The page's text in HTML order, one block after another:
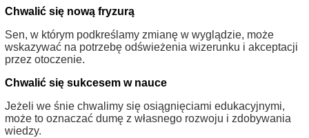
Chwalić się nową fryzurą
Sen, w którym podkreślamy zmianę w wyglądzie, może
wskazywać na potrzebę odświeżenia wizerunku i akceptacji
przez otoczenie.
Chwalić się sukcesem w nauce
Jeżeli we śnie chwalimy się osiągnięciami edukacyjnymi,
może to oznaczać dumę z własnego rozwoju i zdobywania
wiedzy.